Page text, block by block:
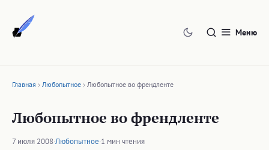
содержимому
Меню
Главная Любопытное Любопытное во френдленте
Любопытное во френдленте
7 июля 2008·Любопытное·1 мин чтения